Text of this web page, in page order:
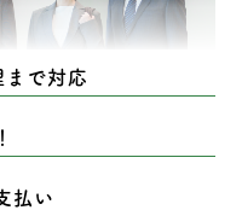
で対応
払い